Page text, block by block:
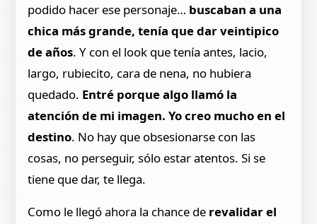
podido hacer ese personaje… buscaban a una
chica más grande, tenía que dar veintipico
de años. Y con el look que tenía antes, lacio,
largo, rubiecito, cara de nena, no hubiera
quedado. Entré porque algo llamó la
atención de mi imagen. Yo creo mucho en el
destino. No hay que obsesionarse con las
cosas, no perseguir, sólo estar atentos. Si se
tiene que dar, te llega.
Como le llegó ahora la chance de revalidar el